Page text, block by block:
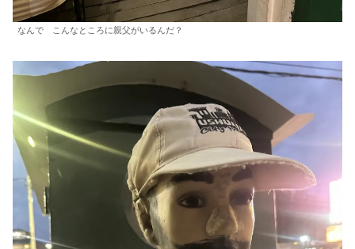
なんで こんなところに親父がいるんだ？